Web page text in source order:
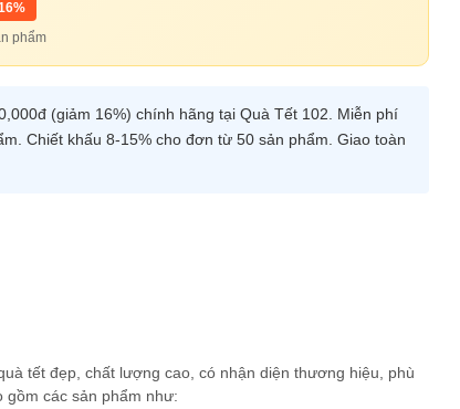
phẩm
(giảm 16%) chính hãng tại Quà Tết 102. Miễn phí
Chiết khấu 8-15% cho đơn từ 50 sản phẩm. Giao toàn
tết đẹp, chất lượng cao, có nhận diện thương hiệu, phù
gồm các sản phẩm như: